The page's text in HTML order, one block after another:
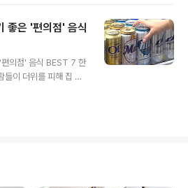
안정적으로 살 수 없
작했다고 합니다. 그 결
트 등을 보유한 20억
다.이지영씨가 직접 알
소개합니다. 1. 돈을 벌
라대부분의 사람들은
좋은 '편의점' 음식
편의점' 음식 BEST 7 한
들이 더위를 피해 집 밖
어떤 안주를 먹을지 고
캔맥주 한 캔 마셔보는
리"역시 맥주 안주는